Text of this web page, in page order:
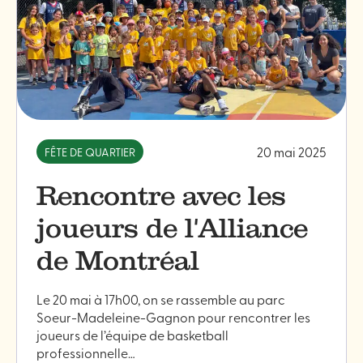
FÊTE DE QUARTIER 20 mai 2025
Rencontre avec les
joueurs de l'Alliance
de Montréal
Le 20 mai à 17h00, on se rassemble au parc
Soeur-Madeleine-Gagnon pour rencontrer les
joueurs de l’équipe de basketball
professionnelle…